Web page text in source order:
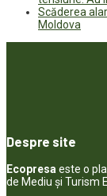
Scăderea
Moldova
Despre site
Ecopresa este o
de Mediu și Turism